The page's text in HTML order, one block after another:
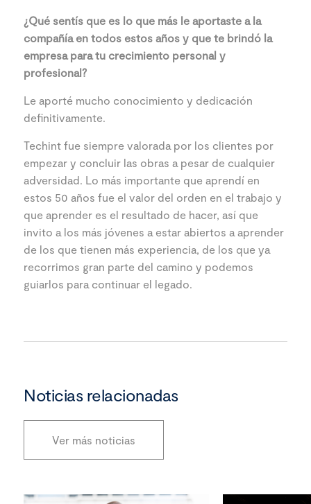
¿Qué sentís que es lo que más le aportaste a la
compañía en todos estos años y que te brindó la
empresa para tu crecimiento personal y
profesional?
Le aporté mucho conocimiento y dedicación
definitivamente.
Techint fue siempre valorada por los clientes por
empezar y concluir las obras a pesar de cualquier
adversidad. Lo más importante que aprendí en
estos 50 años fue el valor del orden en el trabajo y
que aprender es el resultado de hacer, así que
invito a los más jóvenes a estar abiertos a aprender
de los que tienen más experiencia, de los que ya
recorrimos gran parte del camino y podemos
guiarlos para continuar el legado.
Noticias relacionadas
Ver más noticias